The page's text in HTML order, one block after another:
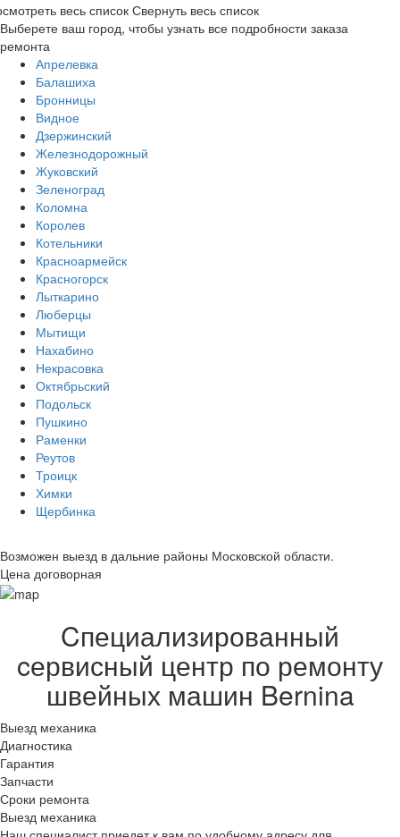
весь список Свернуть весь список
Выберете ваш город, чтобы узнать все подробности заказа
ремонта
Апрелевка
Балашиха
Бронницы
Видное
Дзержинский
Железнодорожный
Жуковский
Зеленоград
Коломна
Королев
Котельники
Красноармейск
Красногорск
Лыткарино
Люберцы
Мытищи
Нахабино
Некрасовка
Октябрьский
Подольск
Пушкино
Раменки
Реутов
Троицк
Химки
Щербинка
Возможен выезд в дальние районы Московской области.
Цена договорная
Cпециализированный
cервисный центр по ремонту
швейных машин Bernina
Выезд механика
Диагностика
Гарантия
Запчасти
Сроки ремонта
Выезд механика